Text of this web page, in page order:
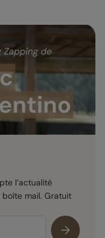
l’actualité
mail. Gratuit